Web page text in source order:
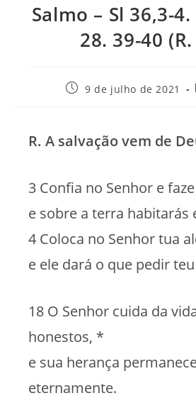
Salmo – Sl 36,3-
28. 39-40
Post9 de julho de 2021
R. A salvação vem de
3 Confia no Senhor e
e sobre a terra habitarás
4 Coloca no Senhor tua
e ele dará o que pedir
18 O Senhor cuida da
honestos, *
e sua herança
eternamente.